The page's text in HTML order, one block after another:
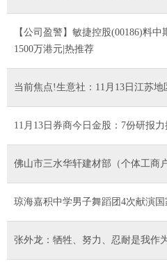
【公司盈警】敏捷控股(00186)料
1500万港元|热推荐
当前焦点!生意社：11月13日江苏
11月13日券商今日金股：7份研报力
佛山市三水华轩建材部（个体工商
琼海嘉积中学男子舞蹈团4次献演
张外龙：牺牲、努力、忍耐是我作